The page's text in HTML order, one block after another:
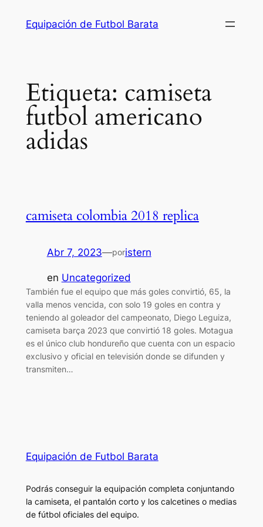
Equipación de Futbol Barata
Etiqueta: camiseta
futbol americano
adidas
camiseta colombia 2018 replica
Abr 7, 2023—poristern
en Uncategorized
También fue el equipo que más goles convirtió, 65, la
valla menos vencida, con solo 19 goles en contra y
teniendo al goleador del campeonato, Diego Leguiza,
camiseta barça 2023 que convirtió 18 goles. Motagua
es el único club hondureño que cuenta con un espacio
exclusivo y oficial en televisión donde se difunden y
transmiten…
Equipación de Futbol Barata
Podrás conseguir la equipación completa conjuntando
la camiseta, el pantalón corto y los calcetines o medias
de fútbol oficiales del equipo.